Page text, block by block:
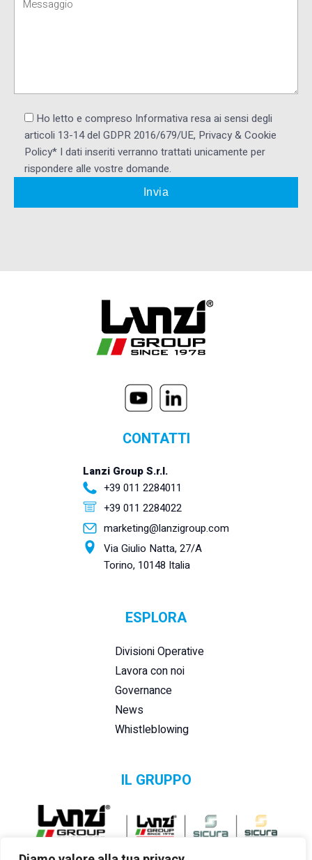
Ho letto e compreso Informativa resa ai ​sensi degli
articoli 13-14 del GDPR 2016/679/UE, Privacy & Cookie
Policy* I dati inseriti verranno trattati unicamente per
rispondere alle vostre domande.
CONTATTI
Lanzi Group S.r.l.
+39 011 2284011
+39 011 2284022
marketing@lanzigroup.com
Via Giulio Natta, 27/A
Torino, 10148 Italia
ESPLORA
Divisioni Operative
Lavora con noi
Governance
News
Whistleblowing
IL GRUPPO